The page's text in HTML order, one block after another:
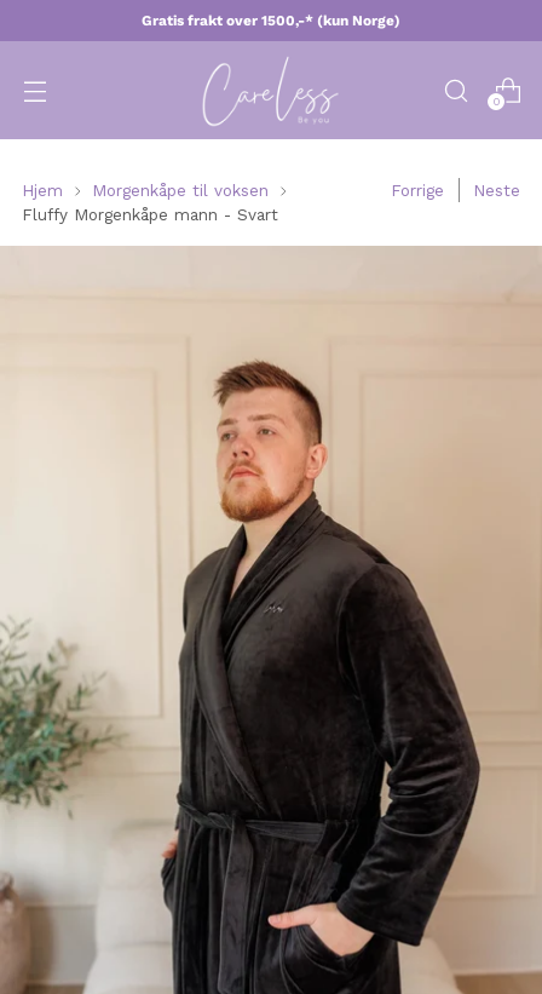
Gratis frakt over 1500,-* (kun Norge)
0
Hjem
Morgenkåpe til voksen
Fluffy Morgenkåpe mann - Svart
Forrige Neste